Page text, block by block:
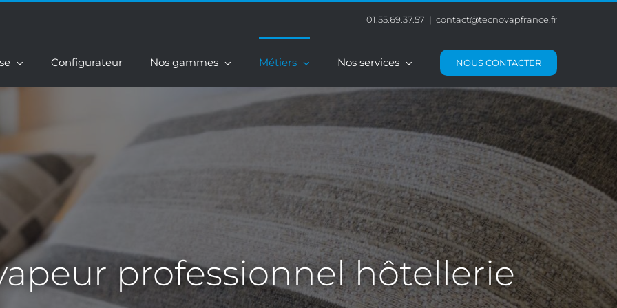
01.55.69.37.57 | contact@tecnovapfrance.fr
Configurateur Nos gammes Métiers Nos services NOUS CONTACTER
professionnel hôtellerie